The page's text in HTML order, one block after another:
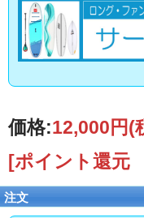
価格:12,000円(
[ポイント還元
注文